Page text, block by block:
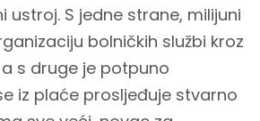
ustroj. S jedne strane, milijuni
bolničkih službi kroz
s druge je potpuno
iz plaće prosljeđuje stvarno